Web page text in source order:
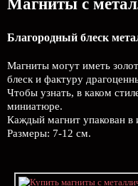
Магниты с
Благородный блеск
Магниты могут иметь
блеск и фактуру
Чтобы узнать, в каком
миниатюре.
Каждый магнит упакован в
Размеры: 7-12 см.